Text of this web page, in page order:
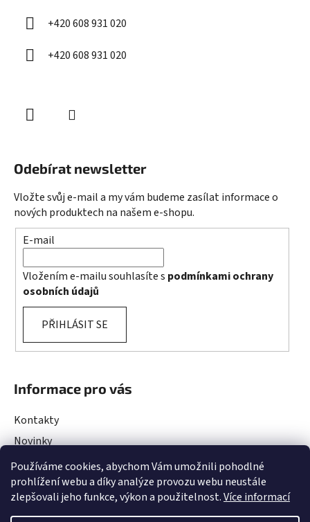
Používáme cookies, abychom Vám umožnili pohodlné
prohlížení webu a díky analýze provozu webu neustále
zlepšovali jeho funkce, výkon a použitelnost.Více informací
+420 608 931 020
+420 608 931 020
Odebírat newsletter
Vložte svůj e-mail a my vám budeme zasílat informace o
nových produktech na našem e-shopu.
E-mail
Vložením e-mailu souhlasíte s podmínkami ochrany
osobních údajů
PŘIHLÁSIT SE
Informace pro vás
Kontakty
Novinky
Rady a Tipy
Obchodní podmínky
Podmínky ochrany osobních údajů